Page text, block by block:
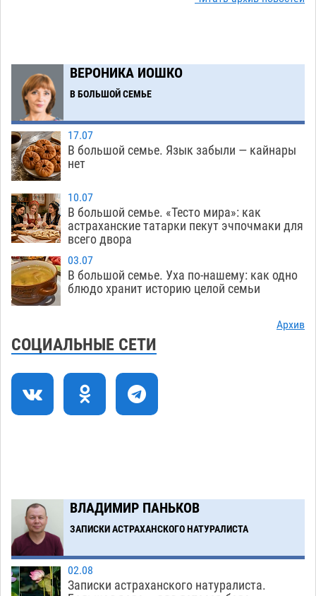
08.08 338
10:51
Фаворитская ноша: астраханские
гандболисты крупно проиграли пермякам
09:00
Лидеры чеченской диаспоры в Астрахани
осудили выходку молодого лихача с улицы
Никольской
18:00
Завтра астраханцы проведут день в режиме
экстремальной температурной нагрузки
17:09
Астраханский котлован с мусором угрожает
плодородию Харабалинского района
553
16:24
Игорь Редькин проинспектировал
земельного массива для льготников
14:44
Астраханские кутилы сменили барные стойки
на полицейские дежурки
ВЕРОНИКА ИОШКО
В БОЛЬШОЙ СЕМЬЕ
17.07
В большой семье. Язык забыли — кайнары
нет
10.07
В большой семье. «Тесто мира»: как
астраханские татарки пекут эчпочмаки для
всего двора
03.07
В большой семье. Уха по-нашему: как одно
блюдо хранит историю целой семьи
Архив
СОЦИАЛЬНЫЕ СЕТИ
ВЛАДИМИР ПАНЬКОВ
ЗАПИСКИ АСТРАХАНСКОГО НАТУРАЛИСТА
02.08
Записки астраханского натуралиста.